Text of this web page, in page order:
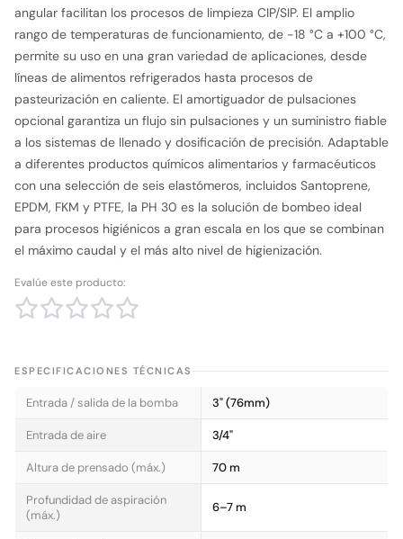
angular facilitan los procesos de limpieza CIP/SIP. El amplio
rango de temperaturas de funcionamiento, de -18 °C a +100 °C,
permite su uso en una gran variedad de aplicaciones, desde
líneas de alimentos refrigerados hasta procesos de
pasteurización en caliente. El amortiguador de pulsaciones
opcional garantiza un flujo sin pulsaciones y un suministro fiable
a los sistemas de llenado y dosificación de precisión. Adaptable
a diferentes productos químicos alimentarios y farmacéuticos
con una selección de seis elastómeros, incluidos Santoprene,
EPDM, FKM y PTFE, la PH 30 es la solución de bombeo ideal
para procesos higiénicos a gran escala en los que se combinan
el máximo caudal y el más alto nivel de higienización.
Evalúe este producto:
ESPECIFICACIONES TÉCNICAS
Entrada / salida de la bomba 3" (76mm)
Entrada de aire 3/4"
Altura de prensado (máx.) 70 m
Profundidad de aspiración
(máx.)
6–7 m